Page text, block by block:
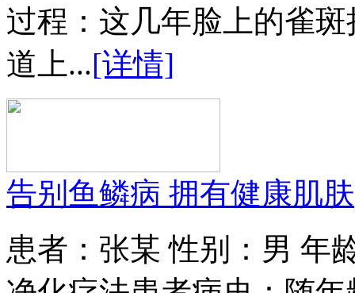
过程：这几年脸上的雀
道上...[详情]
告别鱼鳞病 拥有健康肌肤
患者：张某 性别：男 年